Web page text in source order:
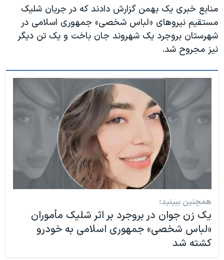
منابع خبری یک بهمن گزارش دادند که در جریان شلیک
مستقیم نیروهای «لباس شخصی» جمهوری اسلامی در
شهرستان بروجرد یک شهروند جان باخت و یک تن دیگر
نیز مجروح شد.
همچنین ببینید:
یک زن جوان در بروجرد بر اثر شلیک مأموران
«لباس شخصی» جمهوری اسلامی به خودرو
کشته شد